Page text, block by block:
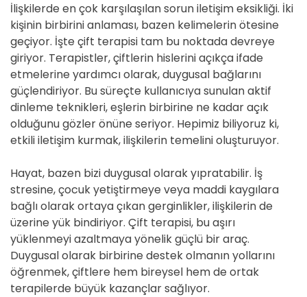
İlişkilerde en çok karşılaşılan sorun iletişim eksikliği. İki
kişinin birbirini anlaması, bazen kelimelerin ötesine
geçiyor. İşte çift terapisi tam bu noktada devreye
giriyor. Terapistler, çiftlerin hislerini açıkça ifade
etmelerine yardımcı olarak, duygusal bağlarını
güçlendiriyor. Bu süreçte kullanıcıya sunulan aktif
dinleme teknikleri, eşlerin birbirine ne kadar açık
olduğunu gözler önüne seriyor. Hepimiz biliyoruz ki,
etkili iletişim kurmak, ilişkilerin temelini oluşturuyor.
Hayat, bazen bizi duygusal olarak yıpratabilir. İş
stresine, çocuk yetiştirmeye veya maddi kaygılara
bağlı olarak ortaya çıkan gerginlikler, ilişkilerin de
üzerine yük bindiriyor. Çift terapisi, bu aşırı
yüklenmeyi azaltmaya yönelik güçlü bir araç.
Duygusal olarak birbirine destek olmanın yollarını
öğrenmek, çiftlere hem bireysel hem de ortak
terapilerde büyük kazançlar sağlıyor.